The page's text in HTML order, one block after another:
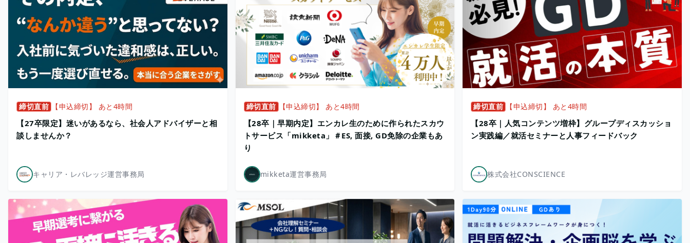
締切直前 【申込締切】 あと4時間
【27卒限定】迷いがあるなら、社会人アドバイザーと相
談しませんか？
キャリア・レバレッジ運営事務局
締切直前 【申込締切】 あと4時間
【28卒｜早期内定】エンカレ生のために作られたスカウ
トサービス「mikketa」＃ES, 面接, GD免除の企業もあ
り
mikketa運営事務局
締切直前 【申込締切】 あと4時間
【28卒｜人気コンテンツ増枠】グループディスカッショ
ン実践編／就活セミナーと人事フィードバック
株式会社CONSCIENCE